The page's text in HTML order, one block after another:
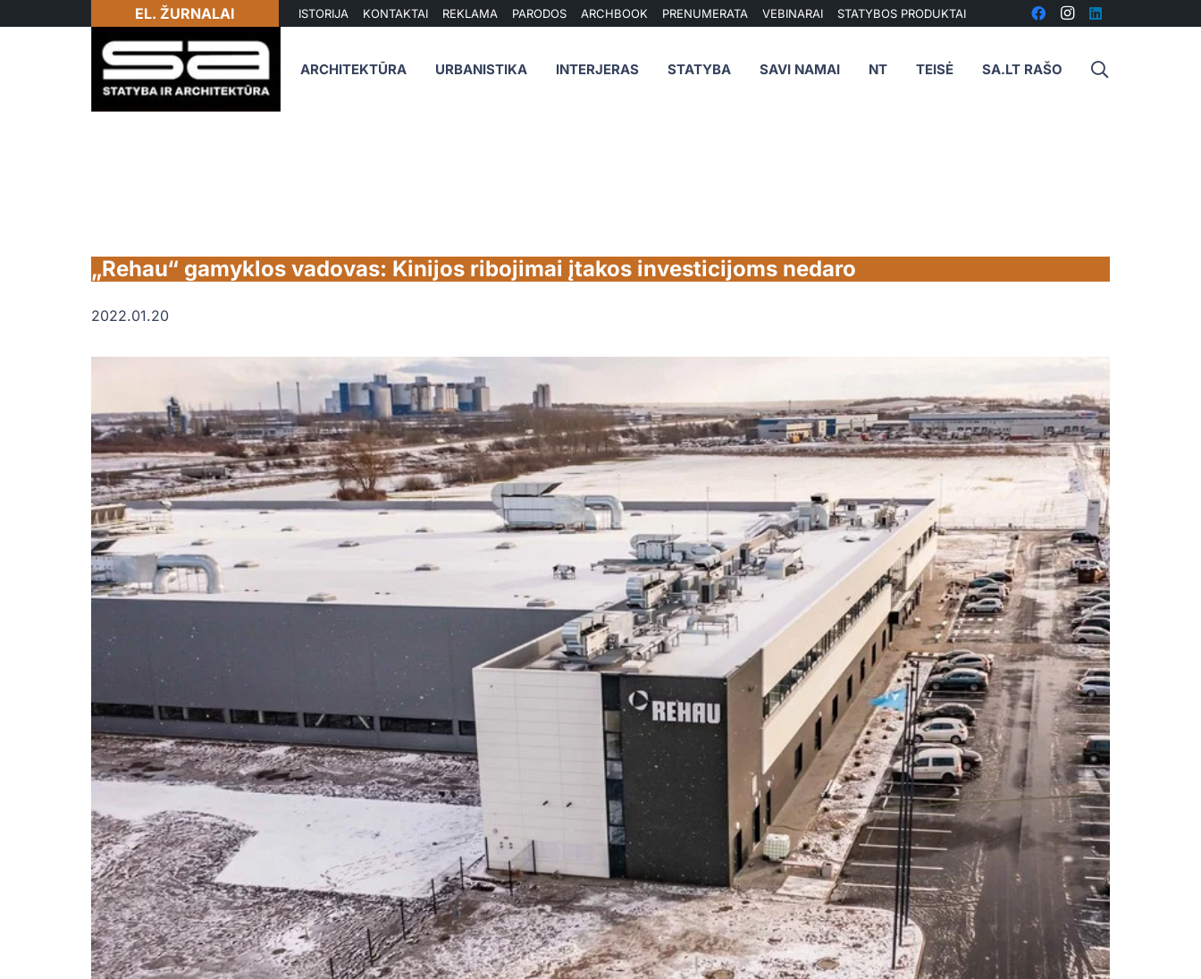
EL. ŽURNALAI ISTORIJA KONTAKTAI REKLAMA PARODOS ARCHBOOK PRENUMERATA VEBINARAI STATYBOS PRODUKTAI
ARCHITEKTŪRA URBANISTIKA INTERJERAS STATYBA SAVI NAMAI NT TEISĖ SA.LT RAŠO
„Rehau“ gamyklos vadovas: Kinijos ribojimai įtakos investicijoms nedaro
2022.01.20